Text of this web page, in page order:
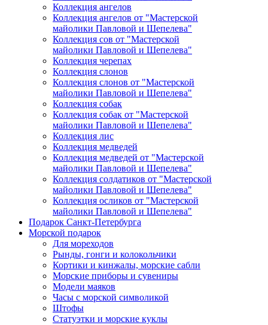
Коллекция ангелов
Коллекция ангелов от "Мастерской
майолики Павловой и Шепелева"
Коллекция сов от "Мастерской
майолики Павловой и Шепелева"
Коллекция черепах
Коллекция слонов
Коллекция слонов от "Мастерской
майолики Павловой и Шепелева"
Коллекция собак
Коллекция собак от "Мастерской
майолики Павловой и Шепелева"
Коллекция лис
Коллекция медведей
Коллекция медведей от "Мастерской
майолики Павловой и Шепелева"
Коллекция солдатиков от "Мастерской
майолики Павловой и Шепелева"
Коллекция осликов от "Мастерской
майолики Павловой и Шепелева"
Подарок Санкт-Петербурга
Морской подарок
Для мореходов
Рынды, гонги и колокольчики
Кортики и кинжалы, морские сабли
Морские приборы и сувениры
Модели маяков
Часы с морской символикой
Штофы
Статуэтки и морские куклы